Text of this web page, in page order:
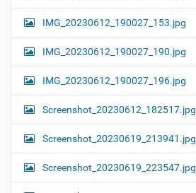
IMG_20230612_190027_153.jpg
IMG_20230612_190027_190.jpg
IMG_20230612_190027_196.jpg
Screenshot_20230612_182517.jpg
Screenshot_20230619_213941.jpg
Screenshot_20230619_223547.jpg